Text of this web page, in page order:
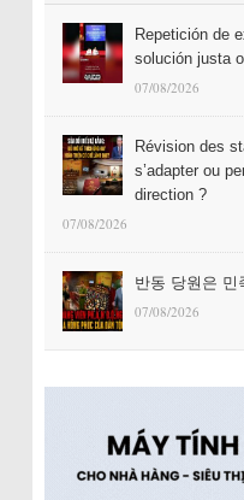
Repetición de
solución justa
07/08/2026
Révision des
s’adapter ou
direction ?
07/08/2026
반동 당원은 민
07/08/2026